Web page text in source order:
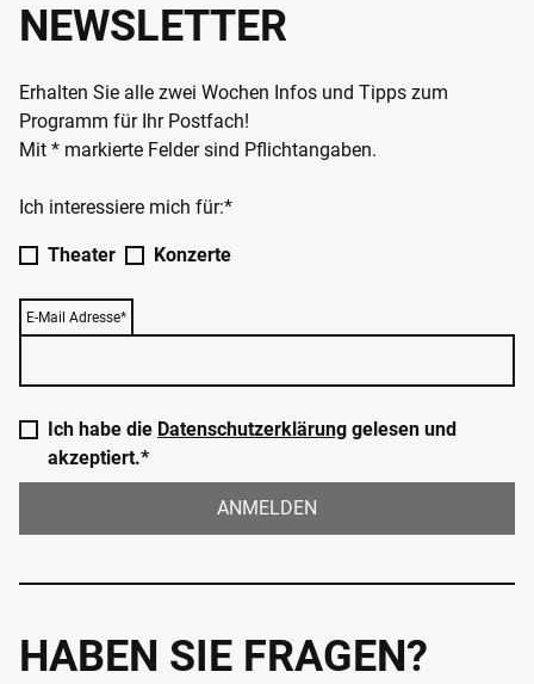
NEWSLETTER
Erhalten Sie alle zwei Wochen Infos und Tipps zum
Programm für Ihr Postfach!
Mit * markierte Felder sind Pflichtangaben.
Ich interessiere mich für:*
Theater Konzerte
E-Mail Adresse*
Ich habe die Datenschutzerklärung gelesen und
akzeptiert.*
ANMELDEN
HABEN SIE FRAGEN?